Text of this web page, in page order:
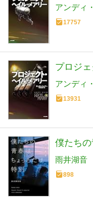
アンディ
17757
プロジ
アンディ
13931
僕たち
雨井湖音
898